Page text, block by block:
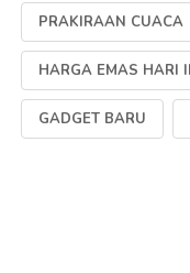
PRAKIRAAN CUACA
HARGA EMAS HARI
GADGET BARU